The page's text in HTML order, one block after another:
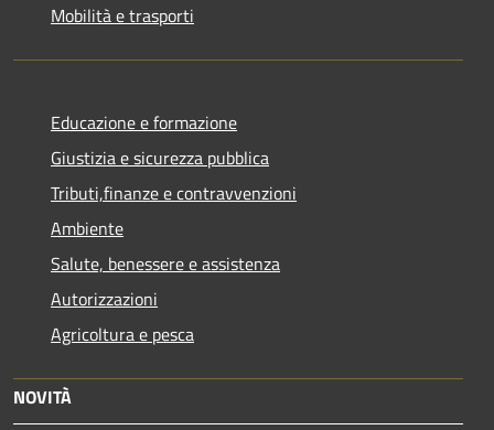
Mobilità e trasporti
Educazione e formazione
Giustizia e sicurezza pubblica
Tributi,finanze e contravvenzioni
Ambiente
Salute, benessere e assistenza
Autorizzazioni
Agricoltura e pesca
NOVITÀ